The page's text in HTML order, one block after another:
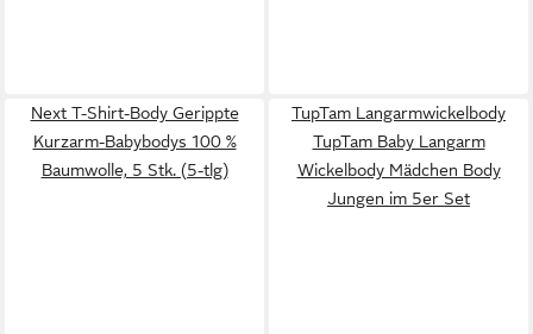
Next T-Shirt-Body Gerippte
Kurzarm-Babybodys 100 %
Baumwolle, 5 Stk. (5-tlg)
TupTam Langarmwickelbody
TupTam Baby Langarm
Wickelbody Mädchen Body
Jungen im 5er Set